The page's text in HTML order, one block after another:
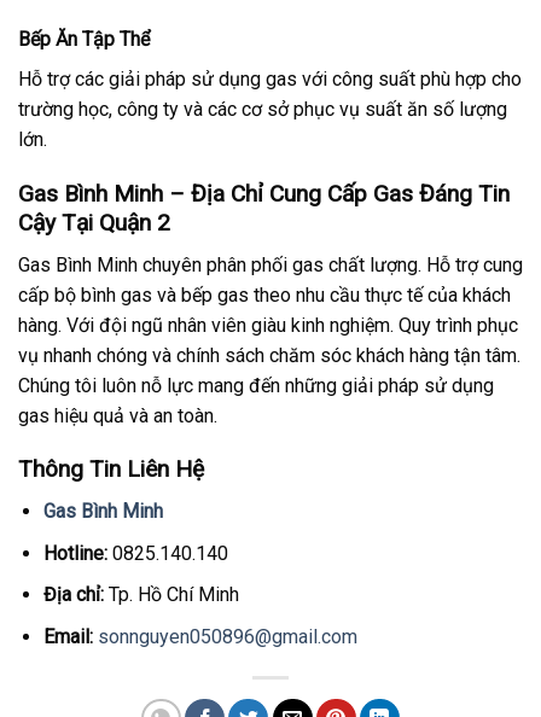
Bếp Ăn Tập Thể
Hỗ trợ các giải pháp sử dụng gas với công suất phù hợp cho
trường học, công ty và các cơ sở phục vụ suất ăn số lượng
lớn.
Gas Bình Minh – Địa Chỉ Cung Cấp Gas Đáng Tin
Cậy Tại Quận 2
Gas Bình Minh chuyên phân phối gas chất lượng. Hỗ trợ cung
cấp bộ bình gas và bếp gas theo nhu cầu thực tế của khách
hàng. Với đội ngũ nhân viên giàu kinh nghiệm. Quy trình phục
vụ nhanh chóng và chính sách chăm sóc khách hàng tận tâm.
Chúng tôi luôn nỗ lực mang đến những giải pháp sử dụng
gas hiệu quả và an toàn.
Thông Tin Liên Hệ
Gas Bình Minh
Hotline:0825.140.140
Địa chỉ:Tp. Hồ Chí Minh
Email: sonnguyen050896@gmail.com